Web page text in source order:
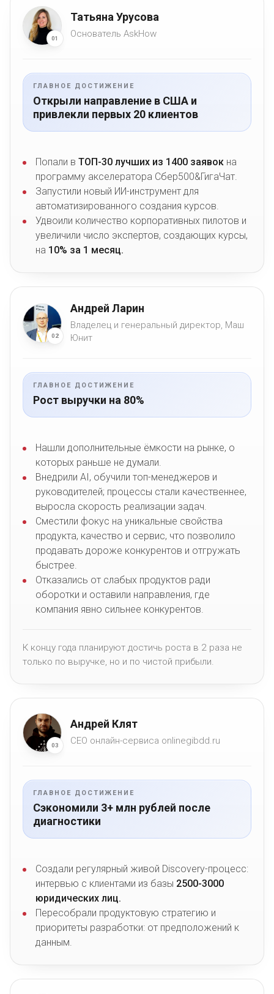
01
Татьяна Урусова
Основатель AskHow
ГЛАВНОЕ ДОСТИЖЕНИЕ
Открыли направление в США и
привлекли первых 20 клиентов
Попали в ТОП-30 лучших из 1400 заявок на
программу акселератора Сбер500&ГигаЧат.
Запустили новый ИИ-инструмент для
автоматизированного создания курсов.
Удвоили количество корпоративных пилотов и
увеличили число экспертов, создающих курсы,
на 10% за 1 месяц.
02
Андрей Ларин
Владелец и генеральный директор, Маш
Юнит
ГЛАВНОЕ ДОСТИЖЕНИЕ
Рост выручки на 80%
Нашли дополнительные ёмкости на рынке, о
которых раньше не думали.
Внедрили AI, обучили топ-менеджеров и
руководителей; процессы стали качественнее,
выросла скорость реализации задач.
Сместили фокус на уникальные свойства
продукта, качество и сервис, что позволило
продавать дороже конкурентов и отгружать
быстрее.
Отказались от слабых продуктов ради
оборотки и оставили направления, где
компания явно сильнее конкурентов.
К концу года планируют достичь роста в 2 раза не
только по выручке, но и по чистой прибыли.
03
Андрей Клят
CEO онлайн-сервиса onlinegibdd.ru
ГЛАВНОЕ ДОСТИЖЕНИЕ
Сэкономили 3+ млн рублей после
диагностики
Создали регулярный живой Discovery-процесс:
интервью с клиентами из базы 2500-3000
юридических лиц.
Пересобрали продуктовую стратегию и
приоритеты разработки: от предположений к
данным.